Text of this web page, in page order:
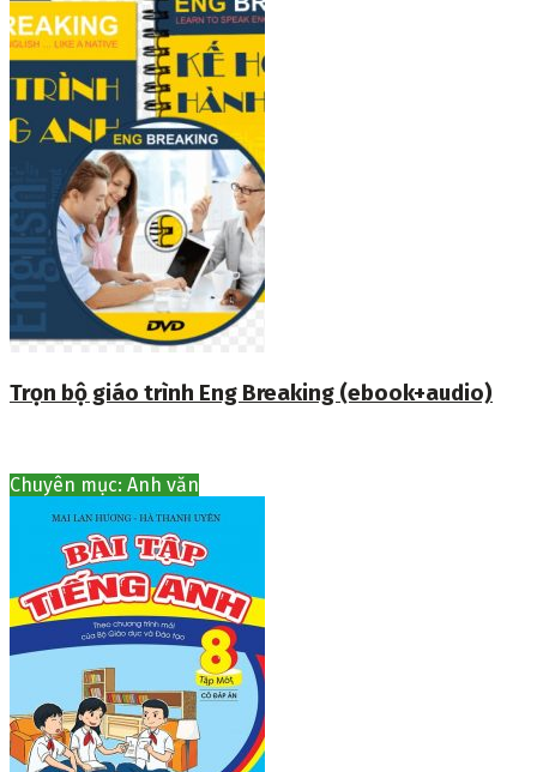
Trọn bộ giáo trình Eng Breaking (ebook+audio)
Chuyên mục: Anh văn